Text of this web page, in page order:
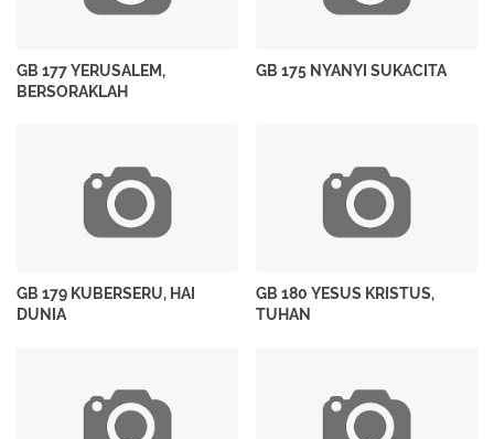
GB 177 YERUSALEM,
BERSORAKLAH
GB 175 NYANYI SUKACITA
GB 179 KUBERSERU, HAI
DUNIA
GB 180 YESUS KRISTUS,
TUHAN